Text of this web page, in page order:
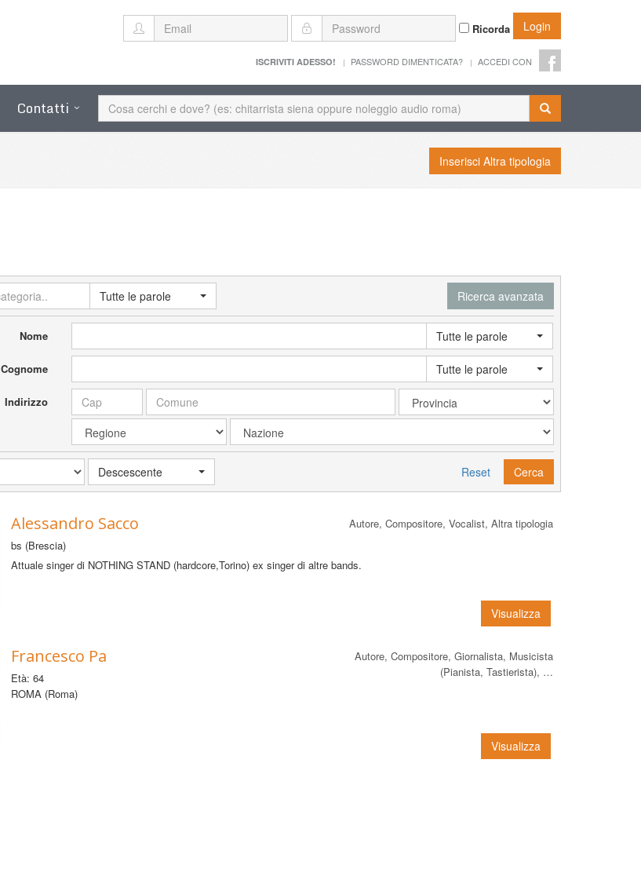
Ricorda Login
ISCRIVITI ADESSO! PASSWORD DIMENTICATA? ACCEDI CON
Contatti
Inserisci Altra tipologia
Tutte le parole Ricerca avanzata
Nome Tutte le parole
Cognome Tutte le parole
Indirizzo
Reset Cerca
Descescente
Autore, Compositore, Vocalist, Altra tipologia
Alessandro Sacco
bs (Brescia)
Attuale singer di NOTHING STAND (hardcore,Torino) ex singer di altre bands.
Visualizza
Autore, Compositore, Giornalista, Musicista
(Pianista, Tastierista), …
Francesco Pa
Età: 64
ROMA (Roma)
Visualizza